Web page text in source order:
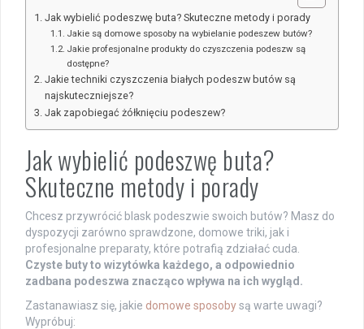
Jak wybielić podeszwę buta? Skuteczne metody i porady
Jakie są domowe sposoby na wybielanie podeszew butów?
Jakie profesjonalne produkty do czyszczenia podeszw są
dostępne?
Jakie techniki czyszczenia białych podeszw butów są
najskuteczniejsze?
Jak zapobiegać żółknięciu podeszew?
Jak wybielić podeszwę buta?
Skuteczne metody i porady
Chcesz przywrócić blask podeszwie swoich butów? Masz do
dyspozycji zarówno sprawdzone, domowe triki, jak i
profesjonalne preparaty, które potrafią zdziałać cuda.
Czyste buty to wizytówka każdego, a odpowiednio
zadbana podeszwa znacząco wpływa na ich wygląd.
Zastanawiasz się, jakie domowe sposobysą warte uwagi?
Wypróbuj: